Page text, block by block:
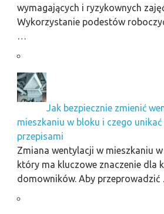
wymagających i ryzykownych
Wykorzystanie podestów
…
Jak bezpiecznie zmienić
mieszkaniu w bloku i czego
przepisami
Zmiana wentylacji w mieszkaniu
który ma kluczowe znaczenie dla
domowników. Aby